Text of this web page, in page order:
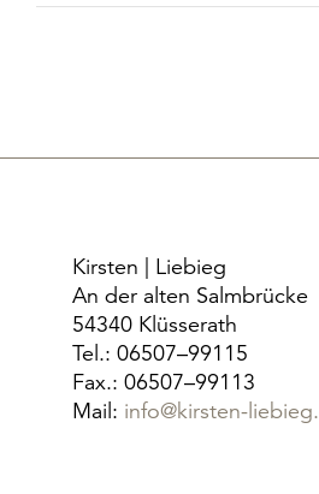
Kirsten | Liebieg
An der alten Salmbrücke
54340 Klüsserath
Tel.: 06507–99115
Fax.: 06507–99113
Mail: info@kirsten-